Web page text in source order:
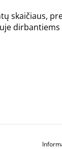
skaičiaus,
dirbantiems